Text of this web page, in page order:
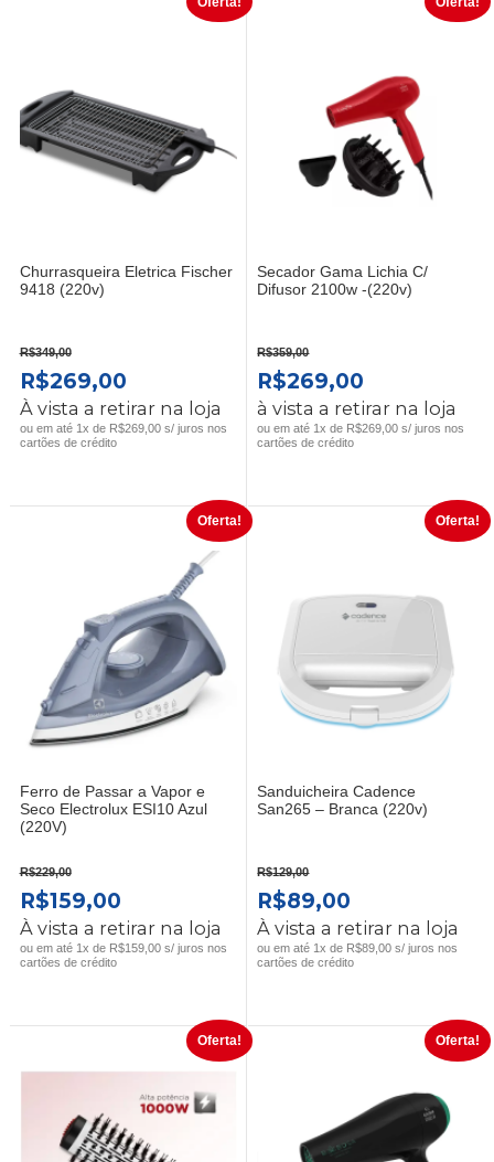
Churrasqueira Eletrica Fischer
9418 (220v)
R$349,00
O
PREÇO
ORIGINAL
R$269,00O
PREÇO
ATUAL
À vista a retirar na loja
ou em até 1x de R$269,00 s/ juros nos
cartões de crédito
Secador Gama Lichia C/
Difusor 2100w -(220v)
R$359,00
O
PREÇO
ORIGINAL
R$269,00
PREÇO
ATUAL
à vista a retirar na loja
ou em até 1x de R$269,00 s/ juros nos
cartões de crédito
Oferta!
Ferro de Passar a Vapor e
Seco Electrolux ESI10 Azul
(220V)
R$229,00
O
PREÇO
ORIGINAL
R$159,00O
PREÇO
ATUAL
À vista a retirar na loja
ou em até 1x de R$159,00 s/ juros nos
cartões de crédito
Oferta!
Sanduicheira Cadence
San265 – Branca (220v)
R$129,00
O
PREÇO
ORIGINAL
R$89,00
PREÇO
ATUAL
À vista a retirar na loja
ou em até 1x de R$89,00 s/ juros nos
cartões de crédito
Oferta! Oferta!